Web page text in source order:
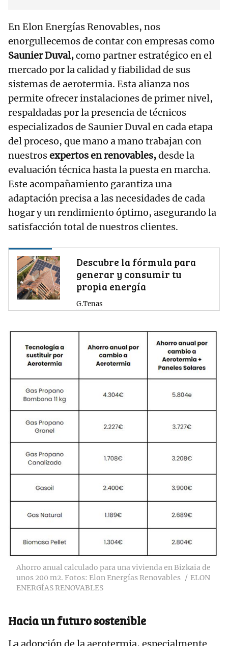
En Elon Energías Renovables, nos
enorgullecemos de contar con empresas como
Saunier Duval,como partner estratégico en el
mercado por la calidad y fiabilidad de sus
sistemas de aerotermia. Esta alianza nos
permite ofrecer instalaciones de primer nivel,
respaldadas por la presencia de técnicos
especializados de Saunier Duval en cada etapa
del proceso, que mano a mano trabajan con
nuestrosexpertos en renovables,desde la
evaluación técnica hasta la puesta en marcha.
Este acompañamiento garantiza una
adaptación precisa a las necesidades de cada
hogar y un rendimiento óptimo, asegurando la
satisfacción total de nuestros clientes.
Descubre la fórmula para
generar y consumir tu
propia energía
G.Tenas
Ahorro anual calculado para una vivienda en Bizkaia de
unos 200 m2. Fotos: Elon Energías Renovables
ELON
ENERGÍAS RENOVABLES
Hacia un futuro sostenible